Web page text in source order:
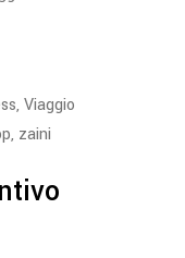
, Viaggio
, zaini